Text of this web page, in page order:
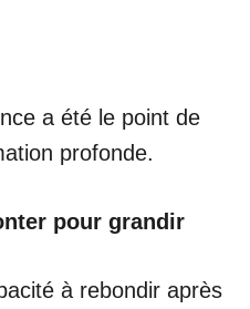
a été le point de
profonde.
pour grandir
à rebondir après